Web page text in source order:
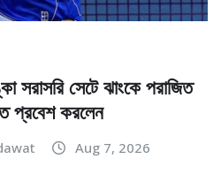
সরাসরি সেটে ঝাংকে পরাজিত
প্রবেশ করলেন
Aug 7, 2026